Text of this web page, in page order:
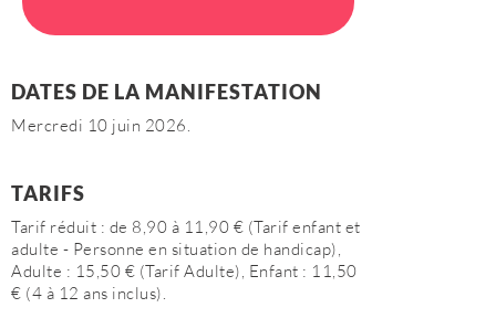
DATES DE LA MANIFESTATION
Mercredi 10 juin 2026.
TARIFS
Tarif réduit : de 8,90 à 11,90 € (Tarif enfant et
adulte - Personne en situation de handicap),
Adulte : 15,50 € (Tarif Adulte), Enfant : 11,50
€ (4 à 12 ans inclus).